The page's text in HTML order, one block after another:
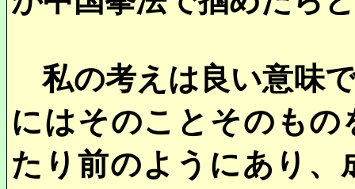
私の考えは良い意味
にはそのことそのもの
たり前のようにあり、